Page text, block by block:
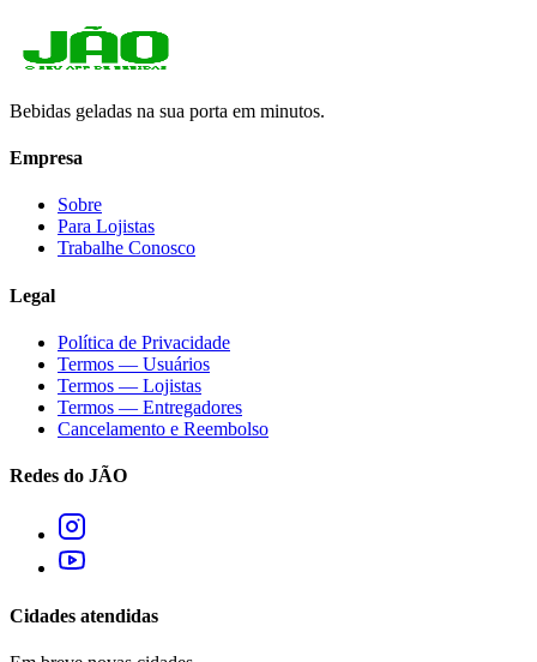
Bebidas geladas na sua porta em minutos.
Empresa
Sobre
Para Lojistas
Trabalhe Conosco
Legal
Política de Privacidade
Termos — Usuários
Termos — Lojistas
Termos — Entregadores
Cancelamento e Reembolso
Redes do JÃO
Cidades atendidas